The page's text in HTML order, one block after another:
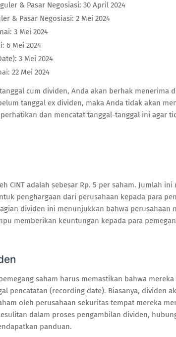
& Pasar Negosiasi: 30 April 2024
& Pasar Negosiasi: 2 Mei 2024
3 Mei 2024
6 Mei 2024
3 Mei 2024
22 Mei 2024
cum dividen, Anda akan berhak menerima
tanggal ex dividen, maka Anda tidak akan
dan mencatat tanggal-tanggal ini agar
CINT adalah sebesar Rp. 5 per saham. Jumlah ini
penghargaan dari perusahaan kepada para
dividen ini menunjukkan bahwa perusahaan
memberikan keuntungan kepada para
saham harus memastikan bahwa
pencatatan (recording date). Biasanya, dividen
oleh perusahaan sekuritas tempat mereka
dalam proses pengambilan dividen,
panduan.